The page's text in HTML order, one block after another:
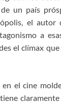
un país
el autor
a
el clímax
en el cine